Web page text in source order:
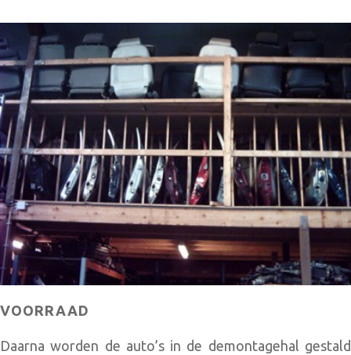
VOORRAAD
Daarna worden de auto’s in de demontagehal gestald